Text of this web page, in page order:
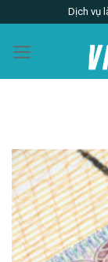
content
Dịch vụ